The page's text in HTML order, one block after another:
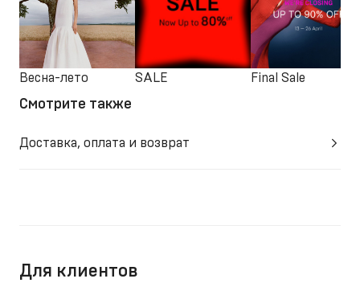
Весна-лето SALE Final Sale
Смотрите также
Доставка, оплата и возврат
Для клиентов